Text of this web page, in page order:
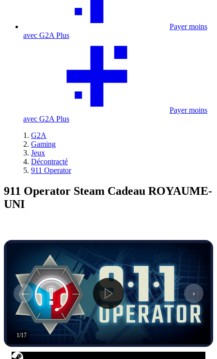
Payer moins
avec G2A Plus
Payer moins
avec G2A Plus
G2A
Gaming
Jeux
Décontracté
911 Operator
911 Operator Steam Cadeau ROYAUME-
UNI
1/17